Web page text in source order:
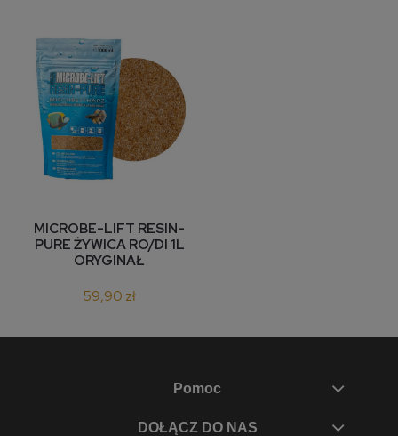
MICROBE-LIFT RESIN-
PURE ŻYWICA RO/DI 1L
ORYGINAŁ
59,90 zł
Pomoc
DOŁĄCZ DO NAS